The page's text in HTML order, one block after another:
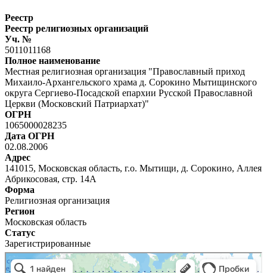
Реестр
Реестр религиозных организаций
Уч. №
5011011168
Полное наименование
Местная религиозная организация "Православный приход
Михаило-Архангельского храма д. Сорокино Мытищинского
округа Сергиево-Посадской епархии Русской Православной
Церкви (Московский Патриархат)"
ОГРН
1065000028235
Дата ОГРН
02.08.2006
Адрес
141015, Московская область, г.о. Мытищи, д. Сорокино, Аллея
Абрикосовая, стр. 14А
Форма
Религиозная организация
Регион
Московская область
Статус
Зарегистрированные